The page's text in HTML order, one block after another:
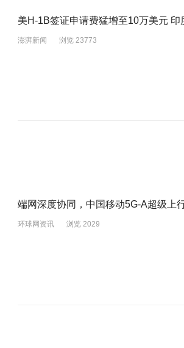
美H-1B签证申请费猛增至10万美元 印
澎湃新闻 浏览 23773
端网深度协同，中国移动5G-A超级上
环球网资讯 浏览 2029